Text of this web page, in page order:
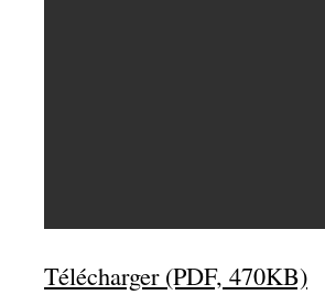
Télécharger (PDF, 470KB)